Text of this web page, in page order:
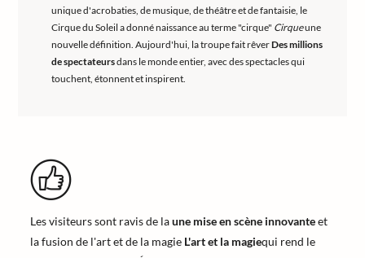
unique d'acrobaties, de musique, de théâtre et de fantaisie, le
Cirque du Soleil a donné naissance au terme "cirque" Cirqueune
nouvelle définition. Aujourd'hui, la troupe fait rêverDes millions
de spectateursdans le monde entier, avec des spectacles qui
touchent, étonnent et inspirent.
Les visiteurs sont ravis de laune mise en scène innovanteet
la fusion de l'art et de la magie L'art et la magiequi rend le